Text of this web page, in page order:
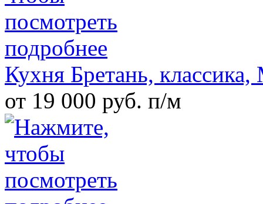
Кухня Бретань,
от 19 000 руб. п/м